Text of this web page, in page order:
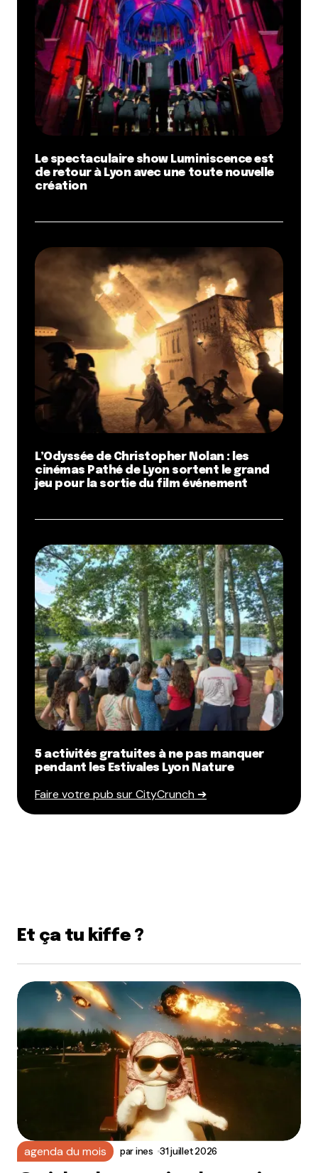
Le spectaculaire show Luminiscence est
de retour à Lyon avec une toute nouvelle
création
L’Odyssée de Christopher Nolan : les
cinémas Pathé de Lyon sortent le grand
jeu pour la sortie du film événement
5 activités gratuites à ne pas manquer
pendant les Estivales Lyon Nature
Faire votre pub sur CityCrunch ➔
Et ça tu kiffe ?
agenda du mois parines 31 juillet 2026